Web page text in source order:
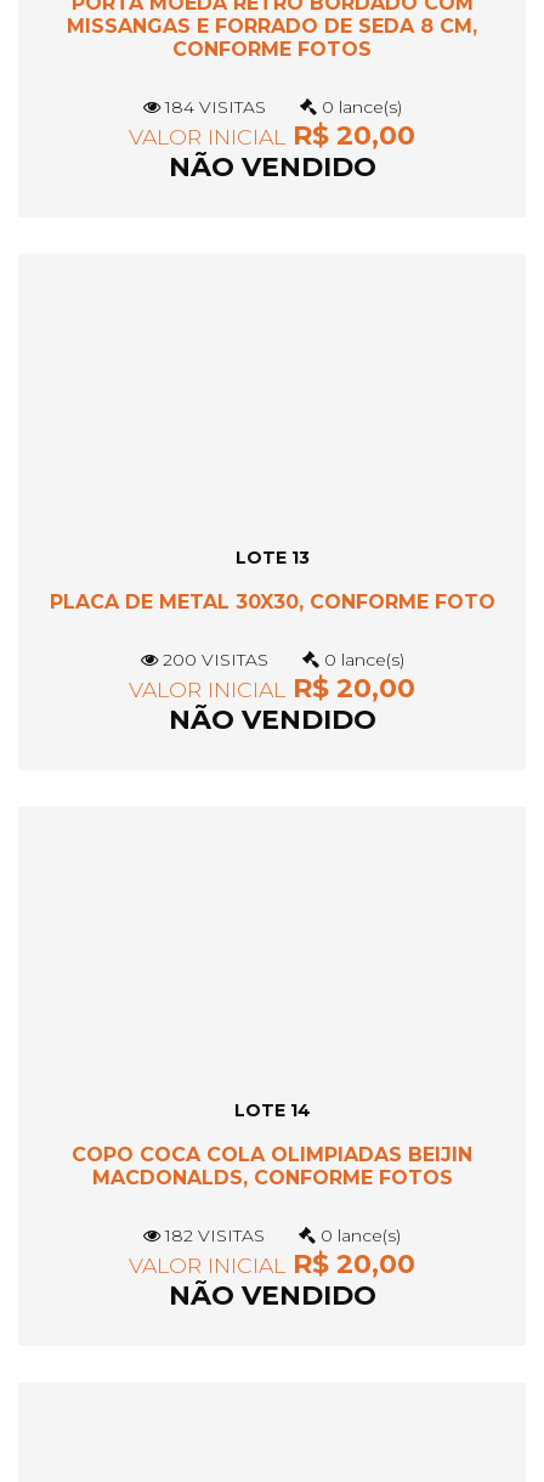
MISSANGAS E FORRADO DE SEDA 8 CM,
CONFORME FOTOS
184 VISITAS 0 lance(s)
VALOR INICIAL
R$ 20,00
NÃO VENDIDO
LOTE 13
PLACA DE METAL 30X30, CONFORME FOTO
200 VISITAS 0 lance(s)
VALOR INICIAL
R$ 20,00
NÃO VENDIDO
LOTE 14
COPO COCA COLA OLIMPIADAS BEIJIN
MACDONALDS, CONFORME FOTOS
182 VISITAS 0 lance(s)
VALOR INICIAL
R$ 20,00
NÃO VENDIDO